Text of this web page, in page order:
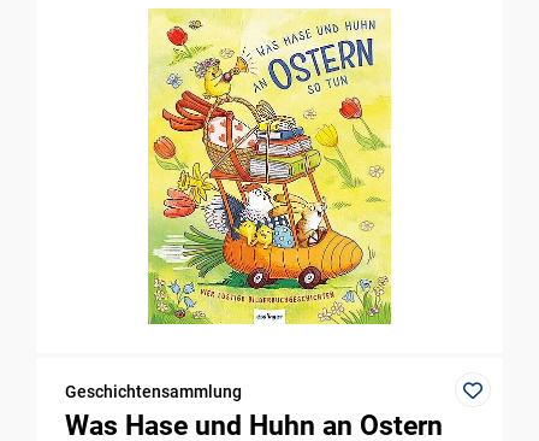
Geschichtensammlung
Was Hase und Huhn an Ostern